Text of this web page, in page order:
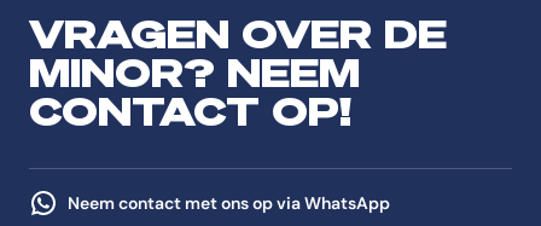
VRAGEN OVER DE
MINOR? NEEM
CONTACT OP!
Neem contact met ons op via WhatsApp